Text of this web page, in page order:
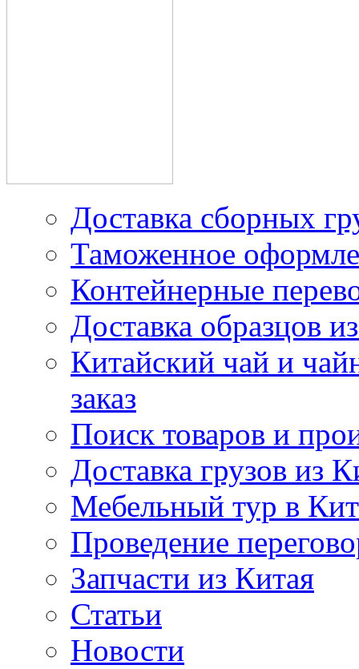
Доставка сборных
Таможенное
Контейнерные
Доставка образцов
Китайский чай и
заказ
Поиск товаров и
Доставка грузов из
Мебельный тур в
Проведение
Запчасти из Китая
Статьи
Новости